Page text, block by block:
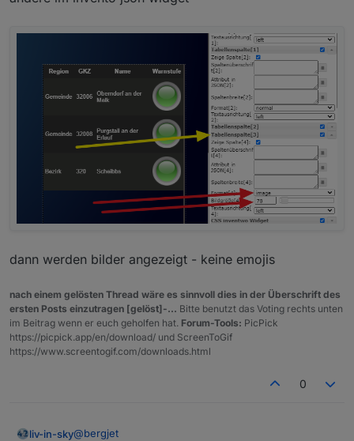
dann werden bilder angezeigt - keine emojis
nach einem gelösten Thread wäre es sinnvoll dies in der Überschrift des
ersten Posts einzutragen [gelöst]-... Bitte benutzt das Voting rechts unten
im Beitrag wenn er euch geholfen hat. Forum-Tools: PicPick
https://picpick.app/en/download/ und ScreenToGif
https://www.screentogif.com/downloads.html
0
liv-in-sky@bergjet